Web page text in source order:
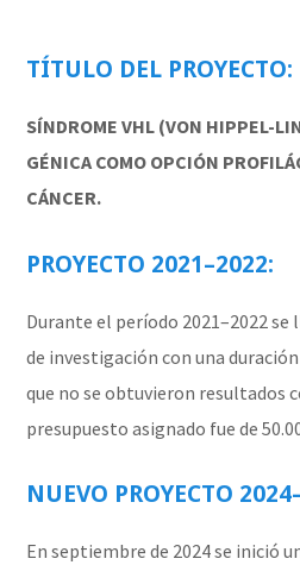
TÍTULO DEL PROYECTO:
SÍNDROME VHL (VON HIPPEL-
GÉNICA COMO OPCIÓN
CÁNCER.
PROYECTO 2021–2022:
Durante el período 2021–2022 se
de investigación con una
que no se obtuvieron resultados
presupuesto asignado fue de
NUEVO PROYECTO
En septiembre de 2024 se inició